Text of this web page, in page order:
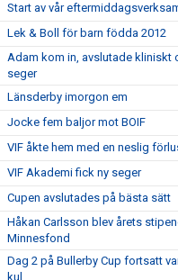
Start av vår
Lek & Boll för barn födda 2012
Adam kom in, avslutade kliniskt
seger
Länsderby imorgon em
Jocke fem baljor mot BOIF
VIF åkte hem med en neslig
VIF Akademi fick ny seger
Cupen avslutades på bästa sätt
Håkan Carlsson blev årets
Minnesfond
Dag 2 på Bullerby Cup fortsatt
kul